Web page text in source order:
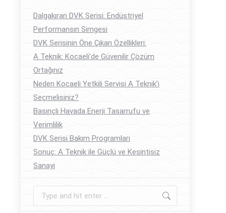
Dalgakıran DVK Serisi: Endüstriyel
Performansın Simgesi
DVK Serisinin Öne Çıkan Özellikleri:
A Teknik: Kocaeli’de Güvenilir Çözüm
Ortağınız
Neden Kocaeli Yetkili Servisi A Teknik’i
Seçmelisiniz?
Basınçlı Havada Enerji Tasarrufu ve
Verimlilik
DVK Serisi Bakım Programları
Sonuç: A Teknik ile Güçlü ve Kesintisiz
Sanayi
Search: